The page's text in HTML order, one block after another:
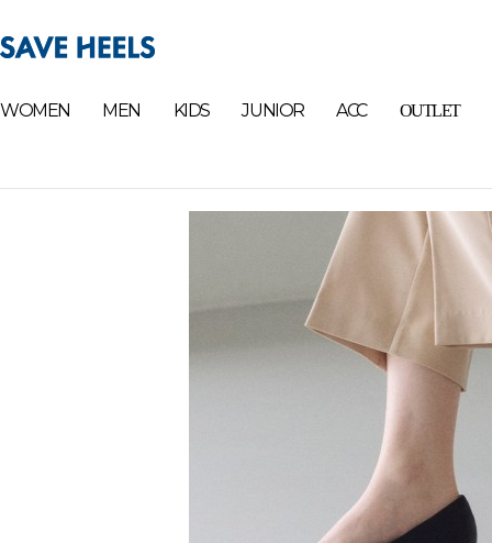
WOMEN MEN KIDS JUNIOR ACC OUTLET